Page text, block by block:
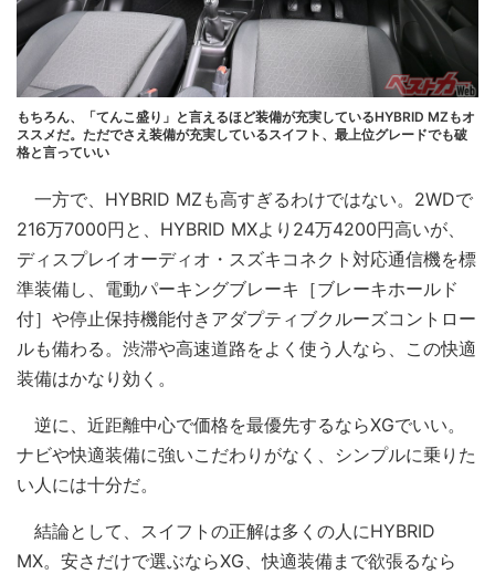
もちろん、「てんこ盛り」と言えるほど装備が充実しているHYBRID MZもオ
ススメだ。ただでさえ装備が充実しているスイフト、最上位グレードでも破
格と言っていい
一方で、HYBRID MZも高すぎるわけではない。2WDで
216万7000円と、HYBRID MXより24万4200円高いが、
ディスプレイオーディオ・スズキコネクト対応通信機を標
準装備し、電動パーキングブレーキ［ブレーキホールド
付］や停止保持機能付きアダプティブクルーズコントロー
ルも備わる。渋滞や高速道路をよく使う人なら、この快適
装備はかなり効く。
逆に、近距離中心で価格を最優先するならXGでいい。
ナビや快適装備に強いこだわりがなく、シンプルに乗りた
い人には十分だ。
結論として、スイフトの正解は多くの人にHYBRID
MX。安さだけで選ぶならXG、快適装備まで欲張るなら